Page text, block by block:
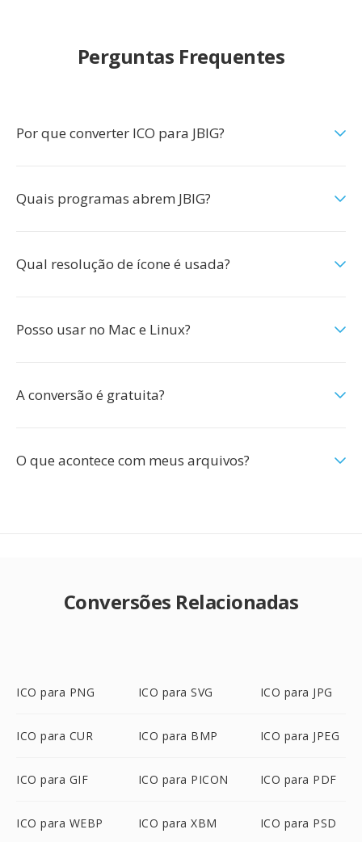
Perguntas Frequentes
Por que converter ICO para JBIG?
Quais programas abrem JBIG?
Qual resolução de ícone é usada?
Posso usar no Mac e Linux?
A conversão é gratuita?
O que acontece com meus arquivos?
Conversões Relacionadas
ICO para PNG ICO para SVG ICO para JPG
ICO para CUR ICO para BMP ICO para JPEG
ICO para GIF ICO para PICON ICO para PDF
ICO para WEBP ICO para XBM ICO para PSD